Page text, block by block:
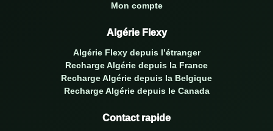
Mon compte
Algérie Flexy
Algérie Flexy depuis l’étranger
Recharge Algérie depuis la France
Recharge Algérie depuis la Belgique
Recharge Algérie depuis le Canada
Contact rapide